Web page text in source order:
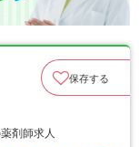
保存する
剤師求人